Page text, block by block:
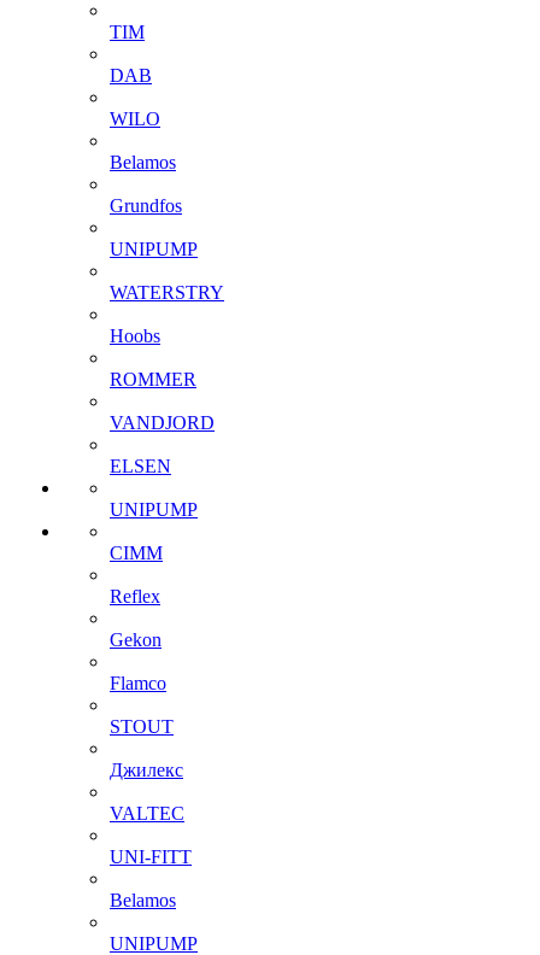
TIM
DAB
WILO
Belamos
Grundfos
UNIPUMP
WATERSTRY
Hoobs
ROMMER
VANDJORD
ELSEN
UNIPUMP
CIMM
Reflex
Gekon
Flamco
STOUT
Джилекс
VALTEC
UNI-FITT
Belamos
UNIPUMP